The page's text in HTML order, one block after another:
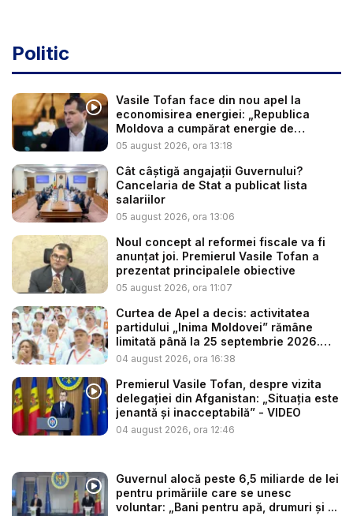
Politic
Vasile Tofan face din nou apel la
economisirea energiei: „Republica
Moldova a cumpărat energie de
avarie...
05 august 2026, ora 13:18
Cât câștigă angajații Guvernului?
Cancelaria de Stat a publicat lista
salariilor
05 august 2026, ora 13:06
Noul concept al reformei fiscale va fi
anunțat joi. Premierul Vasile Tofan a
prezentat principalele obiective
05 august 2026, ora 11:07
Curtea de Apel a decis: activitatea
partidului „Inima Moldovei” rămâne
limitată până la 25 septembrie 2026.
Re...
04 august 2026, ora 16:38
Premierul Vasile Tofan, despre vizita
delegației din Afganistan: „Situația este
jenantă și inacceptabilă” - VIDEO
04 august 2026, ora 12:46
Guvernul alocă peste 6,5 miliarde de lei
pentru primăriile care se unesc
voluntar: „Bani pentru apă, drumuri și ...